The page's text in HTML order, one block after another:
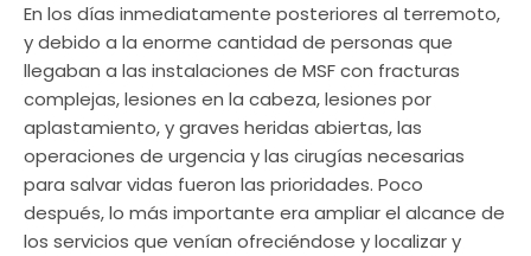
En los días inmediatamente posteriores al terremoto,
y debido a la enorme cantidad de personas que
llegaban a las instalaciones de MSF con fracturas
complejas, lesiones en la cabeza, lesiones por
aplastamiento, y graves heridas abiertas, las
operaciones de urgencia y las cirugías necesarias
para salvar vidas fueron las prioridades. Poco
después, lo más importante era ampliar el alcance de
los servicios que venían ofreciéndose y localizar y